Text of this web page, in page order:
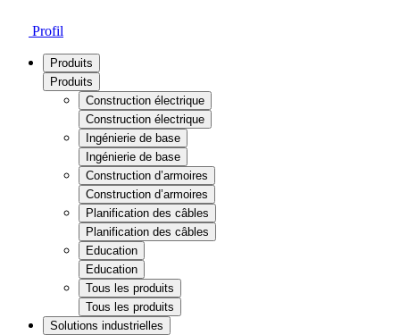
Profil
Produits
Produits
Construction électrique
Construction électrique
Ingénierie de base
Ingénierie de base
Construction d’armoires
Construction d’armoires
Planification des câbles
Planification des câbles
Education
Education
Tous les produits
Tous les produits
Solutions industrielles